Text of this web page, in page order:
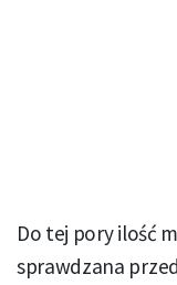
Do tej pory ilość
sprawdzana